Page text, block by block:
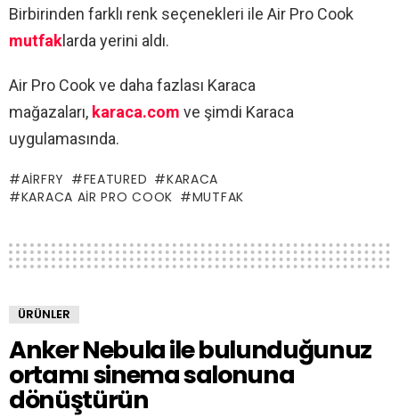
Birbirinden farklı renk seçenekleri ile Air Pro Cook
mutfak larda yerini aldı.
Air Pro Cook ve daha fazlası Karaca
mağazaları, karaca.com ve şimdi Karaca
uygulamasında.
AIRFRY FEATURED
KARACA
KARACA AIR PRO COOK
MUTFAK
ÜRÜNLER
Anker Nebula ile bulunduğunuz
ortamı sinema salonuna
dönüştürün